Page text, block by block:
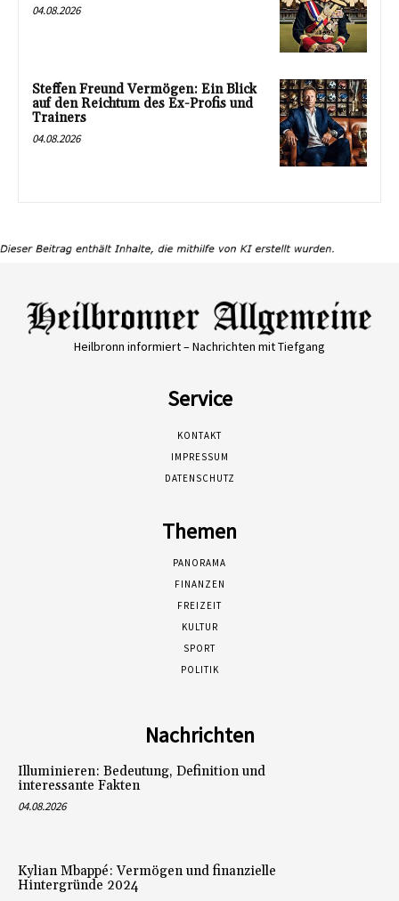
04.08.2026
Steffen Freund Vermögen: Ein Blick
auf den Reichtum des Ex-Profis und
Trainers
04.08.2026
Heilbronn informiert – Nachrichten mit Tiefgang
Service
KONTAKT
IMPRESSUM
DATENSCHUTZ
Themen
PANORAMA
FINANZEN
FREIZEIT
KULTUR
SPORT
POLITIK
Nachrichten
Illuminieren: Bedeutung, Definition und
interessante Fakten
04.08.2026
Kylian Mbappé: Vermögen und finanzielle
Hintergründe 2024